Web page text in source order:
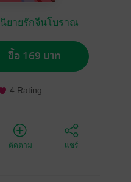
นิยายรักจีนโบราณ
ซื้อ 169 บาท
4 Rating
ติดตาม แชร์